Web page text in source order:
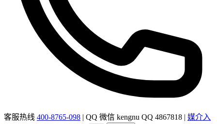
客服热线 400-8765-098 | QQ 微信 kengnu QQ 4867818 | 媒介入